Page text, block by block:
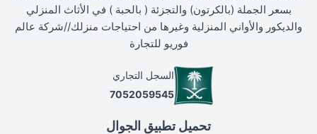
بسعر الجملة (بالكرتون) والتجزئة ( بالحبة ) في الأثاث المنزلي
والديكور والأواني المنزلية وغيرها من احتياجات منزلك//شركة عالم
فوريو للتجارة
السجل التجاري
7052059545
تحميل تطبيق الجوال